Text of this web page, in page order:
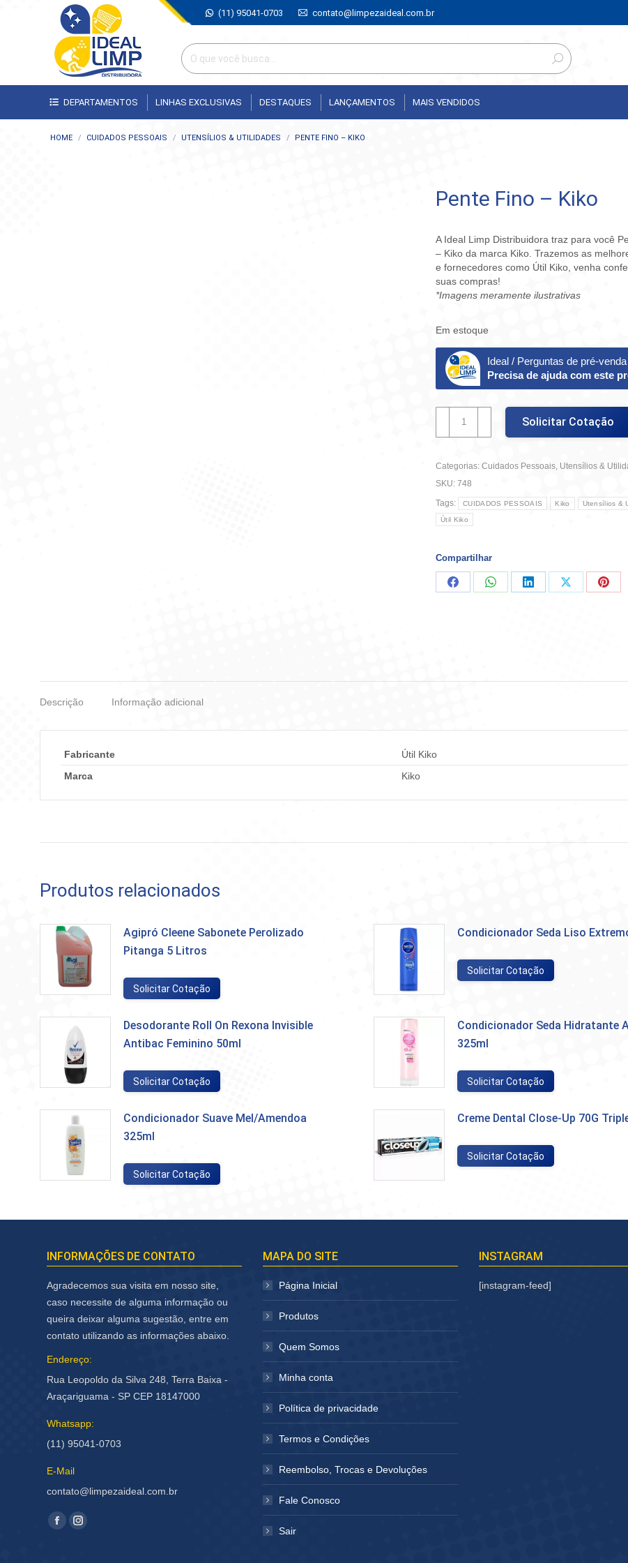
(11) 95041-0703 contato@limpezaideal.com.br
DEPARTAMENTOS LINHAS EXCLUSIVAS DESTAQUES LANÇAMENTOS MAIS VENDIDOS
Você está aqui:
HOME CUIDADOS PESSOAIS UTENSÍLIOS & UTILIDADES PENTE FINO – KIKO
Pente Fino – Kiko
A Ideal Limp Distribuidora traz para você
– Kiko da marca Kiko. Trazemos as
e fornecedores como Útil Kiko, venha
suas compras!
*Imagens meramente ilustrativas
Em estoque
Ideal / Perguntas de pré-venda
Precisa de ajuda com este
-
quantidade
Solicitar Cotação
Categorias:Cuidados Pessoais, Utensílios &
SKU:748
Tags:
CUIDADOS PESSOAIS Kiko Utensílios &
Útil Kiko
Compartilhar
CompartilharCompartilharCompartilharCompartilhar
Descrição Informação adicional
Fabricante
Útil Kiko
Marca
Kiko
Produtos relacionados
Agipró Cleene Sabonete Perolizado
Pitanga 5 Litros
Solicitar Cotação
Condicionador Seda Liso
Solicitar Cotação
Desodorante Roll On Rexona Invisible
Antibac Feminino 50ml
Solicitar Cotação
Condicionador Seda Hidratante
325ml
Solicitar Cotação
Condicionador Suave Mel/Amendoa
325ml
Solicitar Cotação
Creme Dental Close-Up 70G
Solicitar Cotação
INFORMAÇÕES DE CONTATO
Agradecemos sua visita em nosso site,
caso necessite de alguma informação ou
queira deixar alguma sugestão, entre em
contato utilizando as informações abaixo.
Endereço:
Rua Leopoldo da Silva 248, Terra Baixa -
Araçariguama - SP CEP 18147000
Whatsapp:
(11) 95041-0703
E-Mail
contato@limpezaideal.com.br
Encontre-nos em:
FacebookInstagram
MAPA DO SITE
Página Inicial
Produtos
Quem Somos
Minha conta
Política de privacidade
Termos e Condições
Reembolso, Trocas e Devoluções
Fale Conosco
Sair
INSTAGRAM
[instagram-feed]